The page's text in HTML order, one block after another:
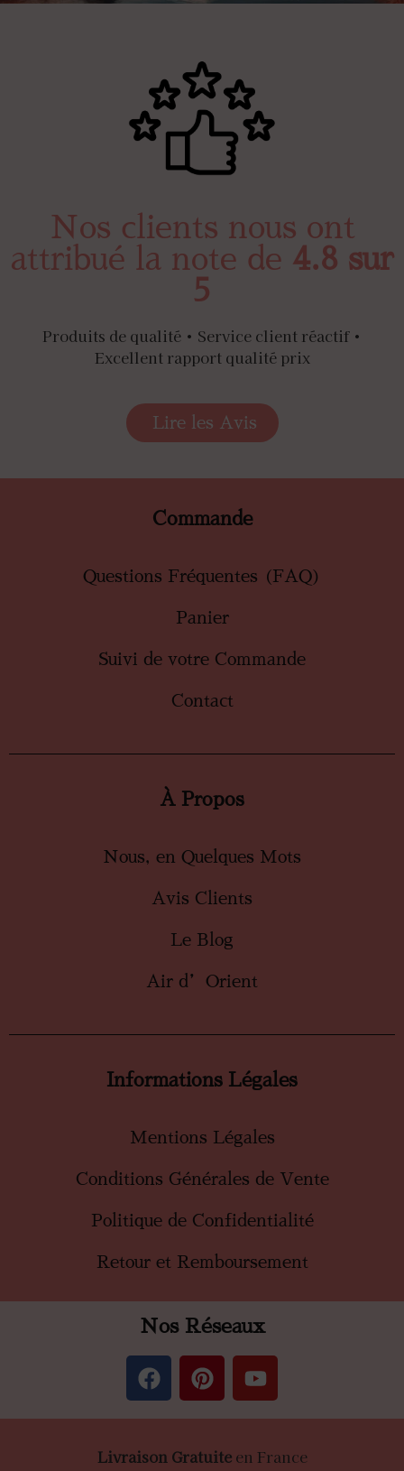
Nos clients nous ont
attribué la note de 4.8 sur
5
Produits de qualité • Service client réactif •
Excellent rapport qualité prix
Lire les Avis
Commande
Questions Fréquentes (FAQ)
Panier
Suivi de votre Commande
Contact
À Propos
Nous, en Quelques Mots
Avis Clients
Le Blog
Air d’Orient
Informations Légales
Mentions Légales
Conditions Générales de Vente
Politique de Confidentialité
Retour et Remboursement
Nos Réseaux
Livraison Gratuiteen France